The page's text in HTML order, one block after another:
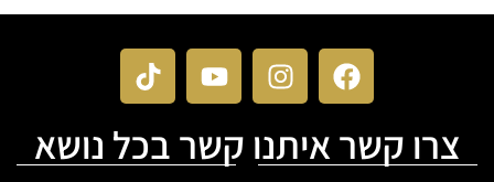
צרו קשר איתנו קשר בכל נושא